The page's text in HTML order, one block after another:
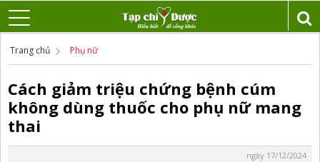
Trang chủ Phụ nữ
Cách giảm triệu chứng bệnh cúm
không dùng thuốc cho phụ nữ mang
thai
ngày 17/12/2024